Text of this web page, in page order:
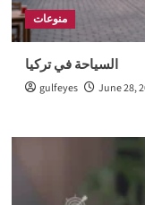
منوعات
السياحة في تركيا
gulfeyes June 28,